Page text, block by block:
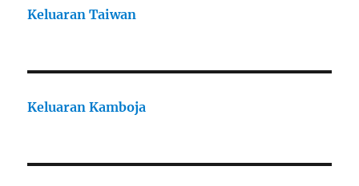
Keluaran Taiwan
Keluaran Kamboja